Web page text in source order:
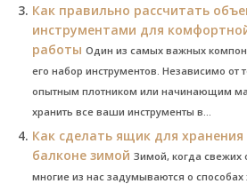
Как правильно рассчитать
инструментами для
работы Один из самых важных
его набор инструментов. Независимо от
опытным плотником или начинающим
хранить все ваши инструменты в...
Как сделать ящик для
балконе зимой Зимой, когда свежих
многие из нас задумываются о